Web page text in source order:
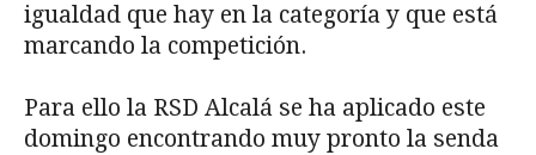
igualdad que hay en la categoría y que está
marcando la competición.
Para ello la RSD Alcalá se ha aplicado este
domingo encontrando muy pronto la senda